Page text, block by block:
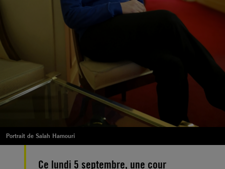
Portrait de Salah Hamouri
Ce lundi 5 septembre, une cour